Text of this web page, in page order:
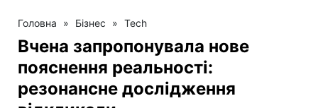
Головна » Бізнес » Tech
Вчена запропонувала нове
пояснення реальності:
резонансне дослідження